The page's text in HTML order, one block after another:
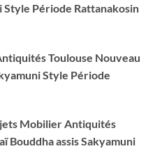
Style Période Rattanakosin
Toulouse Nouveau
Style Période
Mobilier Antiquités
Bouddha assis Sakyamuni